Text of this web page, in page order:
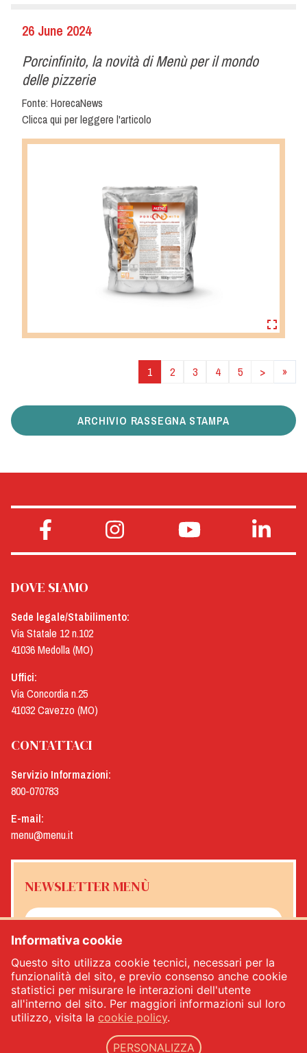
26 June 2024
Porcinfinito, la novità di Menù per il mondo
delle pizzerie
Fonte: HorecaNews
Clicca qui per leggere l'articolo
1 2 3 4 5 > »
ARCHIVIO RASSEGNA STAMPA
DOVE SIAMO
Sede legale/Stabilimento:
Via Statale 12 n.102
41036 Medolla (MO)
Uffici:
Via Concordia n.25
41032 Cavezzo (MO)
CONTATTACI
Servizio Informazioni:
800-070783
E-mail:
menu@menu.it
NEWSLETTER MENÙ
ISCRIVITI
Informativa cookie
Questo sito utilizza cookie tecnici, necessari per la
funzionalità del sito, e previo consenso anche cookie
statistici per misurare le interazioni dell'utente
all'interno del sito. Per maggiori informazioni sul loro
utilizzo, visita la cookie policy.
PERSONALIZZA